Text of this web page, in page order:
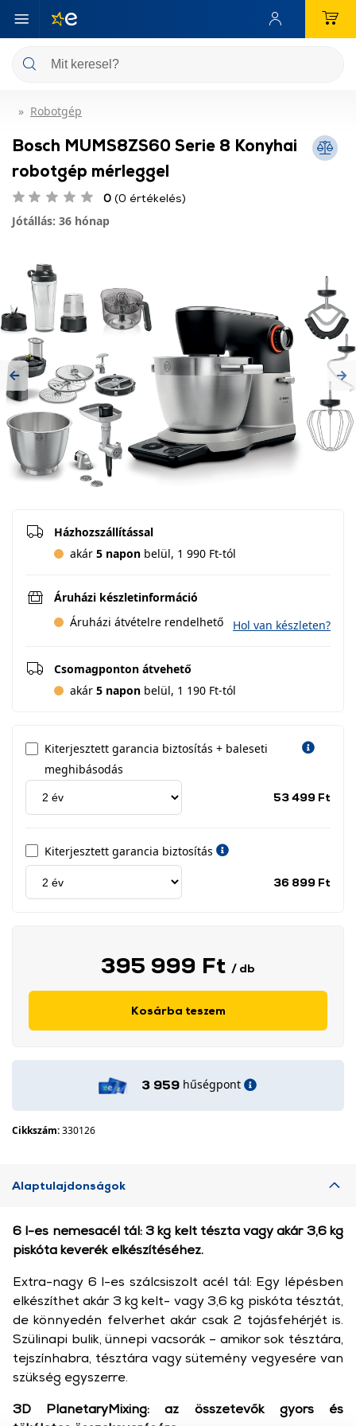
Robotgép
Bosch MUMS8ZS60 Serie 8 Konyhai
robotgép mérleggel
0 (0 értékelés)
Jótállás: 36 hónap
Previous
Házhozszállítással
akár 5 napon belül, 1 990 Ft-tól
Áruházi készletinformáció
Áruházi átvételre rendelhető
Hol van készleten?
Csomagponton átvehető
akár 5 napon belül, 1 190 Ft-tól
Kiterjesztett garancia biztosítás + baleseti
meghibásodás
53 499 Ft
Kiterjesztett garancia biztosítás
36 899 Ft
395 999 Ft / db
Kosárba teszem
3 959 hűségpont
Cikkszám:330126
Alaptulajdonságok
6 l-es nemesacél tál: 3 kg kelt tészta vagy akár 3,6 kg
piskóta keverék elkészítéséhez.
Extra-nagy 6 l-es szálcsiszolt acél tál: Egy lépésben
elkészíthet akár 3 kg kelt- vagy 3,6 kg piskóta tésztát,
de könnyedén felverhet akár csak 2 tojásfehérjét is.
Szülinapi bulik, ünnepi vacsorák – amikor sok tésztára,
tejszínhabra, tésztára vagy sütemény vegyesére van
szükség egyszerre.
3D PlanetaryMixing: az összetevők gyors és